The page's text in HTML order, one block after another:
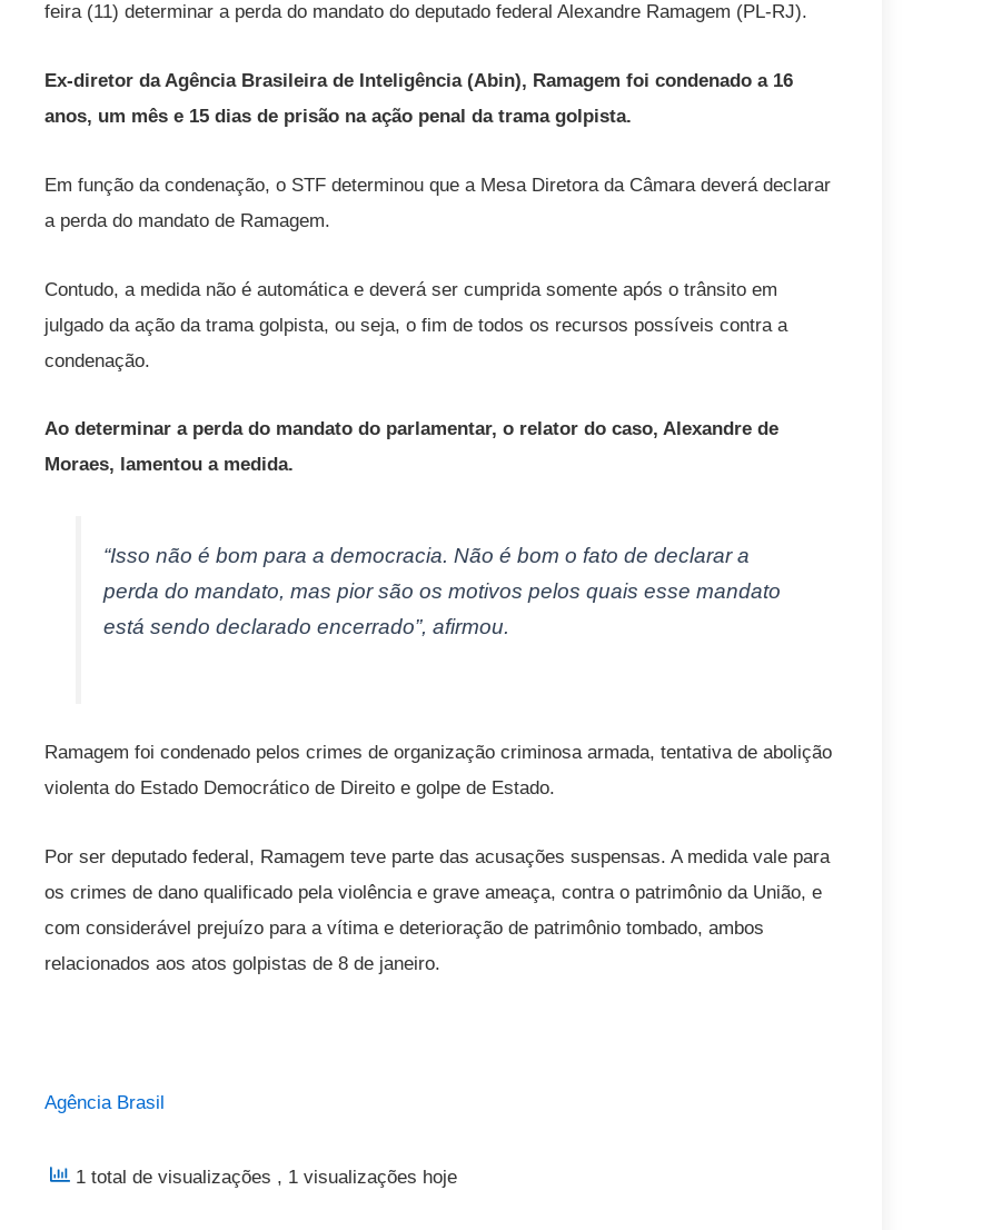
feira (11) determinar a perda do mandato do deputado federal Alexandre Ramagem (PL-RJ).
Ex-diretor da Agência Brasileira de Inteligência (Abin), Ramagem foi condenado a 16
anos, um mês e 15 dias de prisão na ação penal da trama golpista.
Em função da condenação, o STF determinou que a Mesa Diretora da Câmara deverá declarar
a perda do mandato de Ramagem.
Contudo, a medida não é automática e deverá ser cumprida somente após o trânsito em
julgado da ação da trama golpista, ou seja, o fim de todos os recursos possíveis contra a
condenação.
Ao determinar a perda do mandato do parlamentar, o relator do caso, Alexandre de
Moraes, lamentou a medida.
“Isso não é bom para a democracia. Não é bom o fato de declarar a
perda do mandato, mas pior são os motivos pelos quais esse mandato
está sendo declarado encerrado”, afirmou.
Ramagem foi condenado pelos crimes de organização criminosa armada, tentativa de abolição
violenta do Estado Democrático de Direito e golpe de Estado.
Por ser deputado federal, Ramagem teve parte das acusações suspensas. A medida vale para
os crimes de dano qualificado pela violência e grave ameaça, contra o patrimônio da União, e
com considerável prejuízo para a vítima e deterioração de patrimônio tombado, ambos
relacionados aos atos golpistas de 8 de janeiro.
Agência Brasil
1 total de visualizações , 1 visualizações hoje